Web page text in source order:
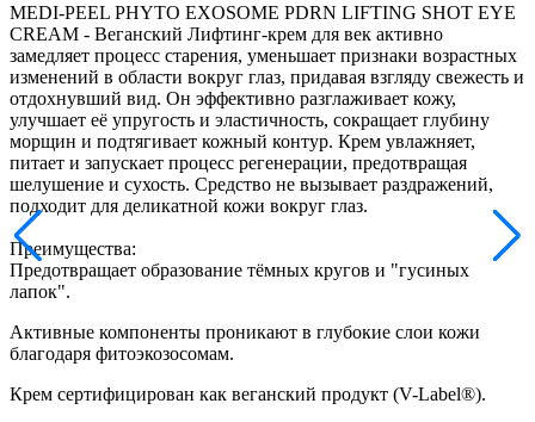
MEDI-PEEL PHYTO EXOSOME PDRN LIFTING SHOT EYE
CREAM - Веганский Лифтинг-крем для век активно
замедляет процесс старения, уменьшает признаки возрастных
изменений в области вокруг глаз, придавая взгляду свежесть и
отдохнувший вид. Он эффективно разглаживает кожу,
улучшает её упругость и эластичность, сокращает глубину
морщин и подтягивает кожный контур. Крем увлажняет,
питает и запускает процесс регенерации, предотвращая
шелушение и сухость. Средство не вызывает раздражений,
подходит для деликатной кожи вокруг глаз.
Преимущества:
Предотвращает образование тёмных кругов и "гусиных
лапок".
Активные компоненты проникают в глубокие слои кожи
благодаря фитоэкозосомам.
Крем сертифицирован как веганский продукт (V-Label®).